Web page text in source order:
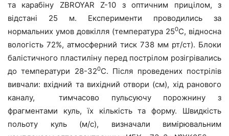
та карабіну ZBROYAR Z-10 з оптичним прицілом, з
відстані 25 м. Експерименти проводились за
нормальних умов довкілля (температура 250С, відносна
вологість 72%, атмосферний тиск 738 мм рт/ст). Блоки
балістичного пластиліну перед пострілом розігрівались
до температури 28-320С. Після проведених пострілів
вивчали: вхідний та вихідний отвори (см), хід ранового
каналу, тимчасово пульсуючу порожнину з
фрагментами куль, їх кількість та форму. Швидкість
польоту куль (м/с), визначали вимірювальним